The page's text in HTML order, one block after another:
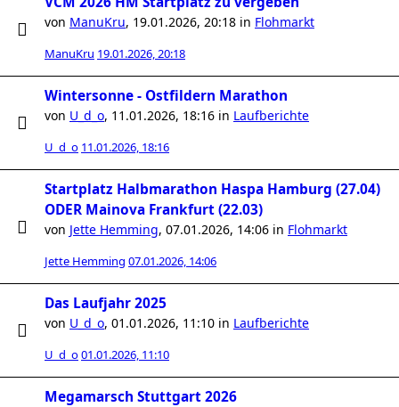
von ManuKru, 19.01.2026, 20:18 in Flohmarkt
ManuKru 19.01.2026, 20:18
Wintersonne - Ostfildern Marathon
von U_d_o, 11.01.2026, 18:16 in Laufberichte
U_d_o 11.01.2026, 18:16
Startplatz Halbmarathon Haspa Hamburg (27.04)
ODER Mainova Frankfurt (22.03)
von Jette Hemming, 07.01.2026, 14:06 in Flohmarkt
Jette Hemming 07.01.2026, 14:06
Das Laufjahr 2025
von U_d_o, 01.01.2026, 11:10 in Laufberichte
U_d_o01.01.2026, 11:10
Megamarsch Stuttgart 2026